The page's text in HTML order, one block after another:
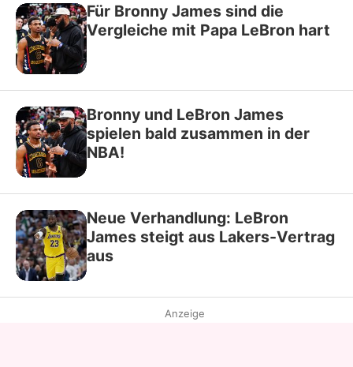
Für Bronny James sind die
Vergleiche mit Papa LeBron hart
Bronny und LeBron James
spielen bald zusammen in der
NBA!
Neue Verhandlung: LeBron
James steigt aus Lakers-Vertrag
aus
Anzeige